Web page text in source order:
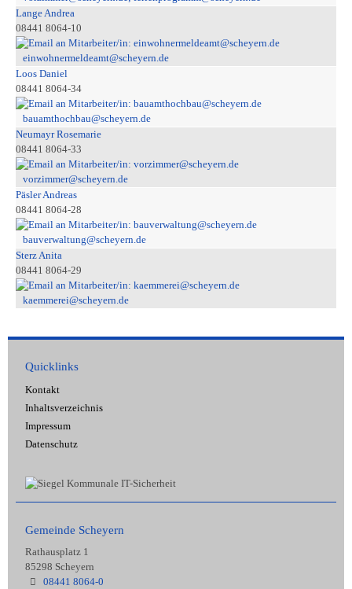
Lange Andrea
08441 8064-10
einwohnermeldeamt@scheyern.de
Loos Daniel
08441 8064-34
bauamthochbau@scheyern.de
Neumayr Rosemarie
08441 8064-33
vorzimmer@scheyern.de
Päsler Andreas
08441 8064-28
bauverwaltung@scheyern.de
Sterz Anita
08441 8064-29
kaemmerei@scheyern.de
Quicklinks
Kontakt
Inhaltsverzeichnis
Impressum
Datenschutz
Gemeinde Scheyern
Rathausplatz 1
85298 Scheyern
08441 8064-0